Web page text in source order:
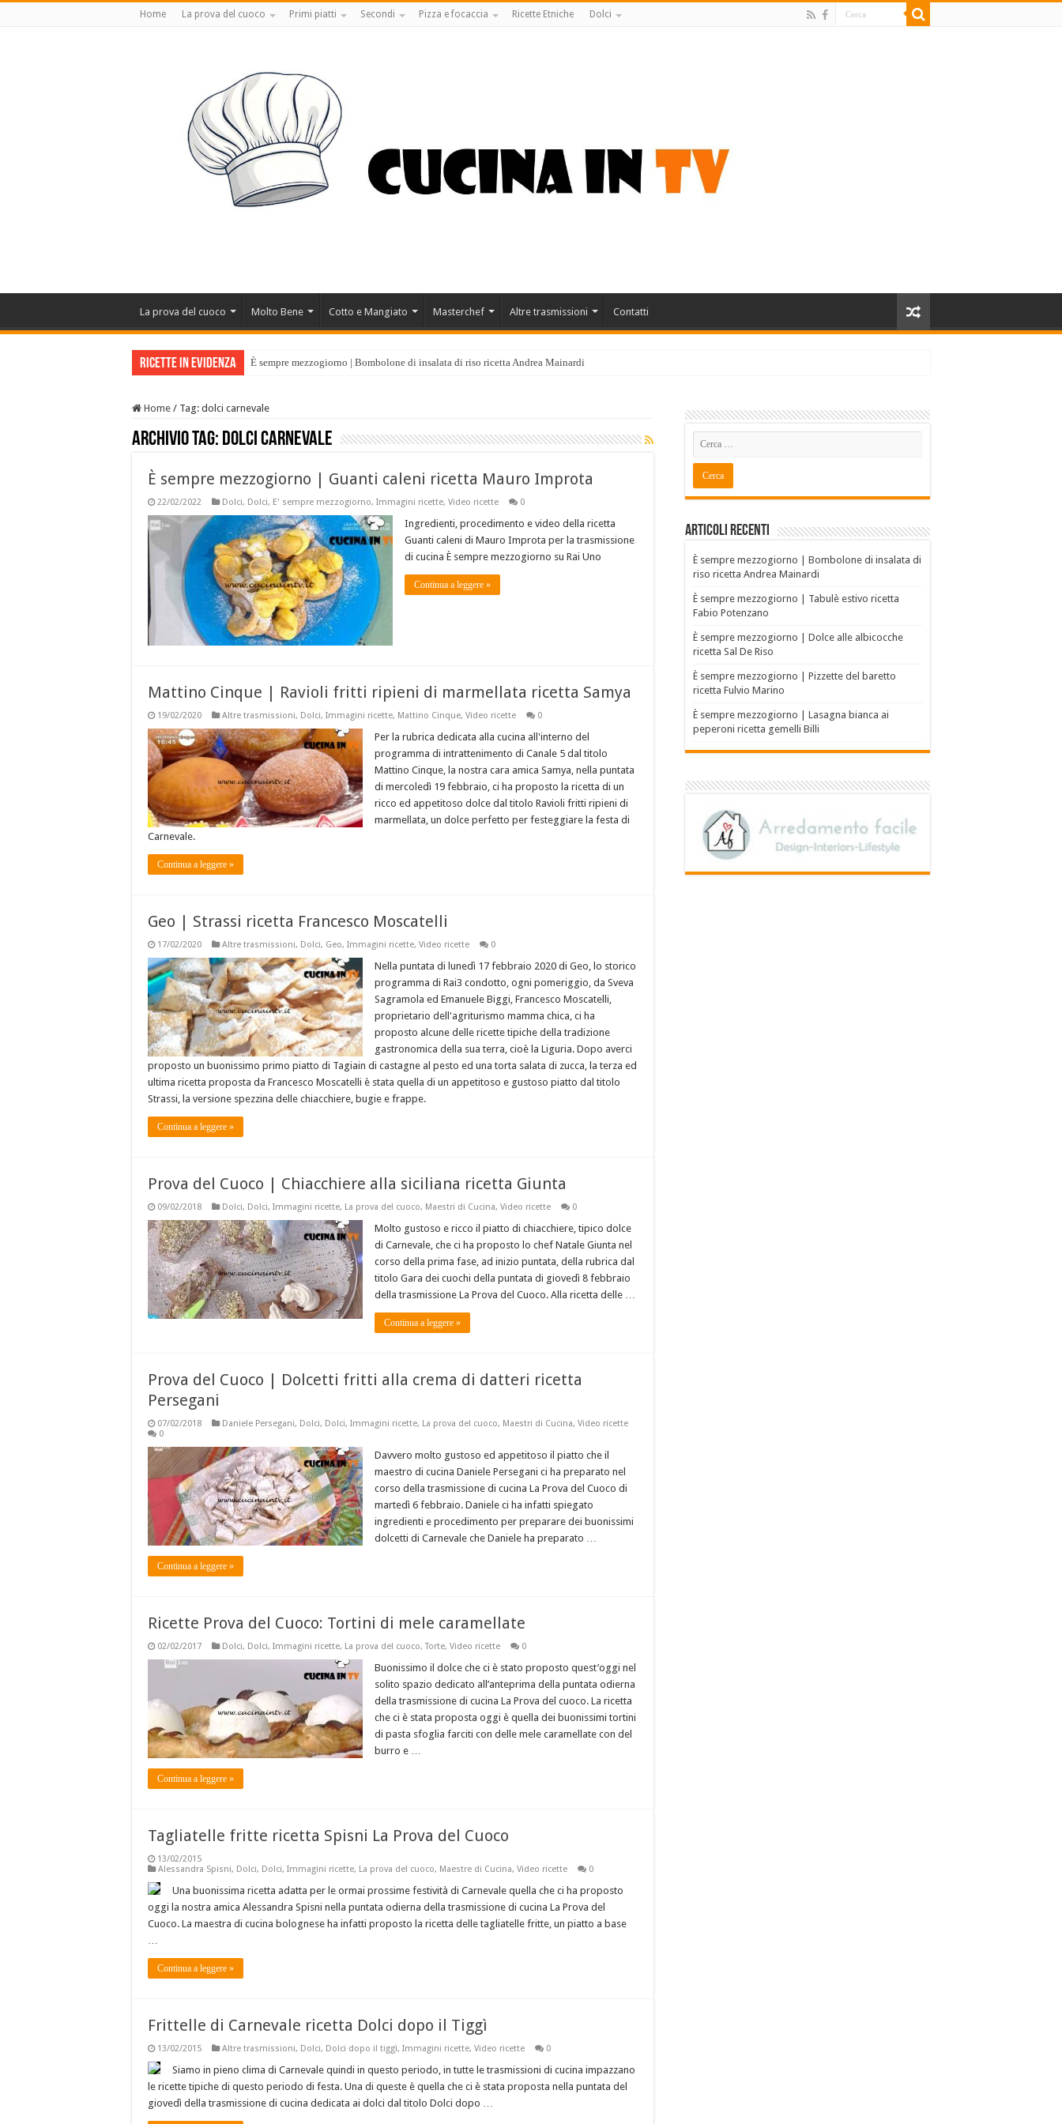
Home La prova del cuoco Primi piatti Secondi Pizza e focaccia Ricette Etniche Dolci
La prova del cuoco Molto Bene Cotto e Mangiato Masterchef Altre trasmissioni Contatti
Ricette in evidenza È sempre mezzogiorno | Bombolone di insalata di riso ricetta Andrea Mainardi
È sempre mezzogiorno | Tabulè estivo ricetta Fabio Potenzano
Home / Tag: dolci carnevale
Archivio tag: dolci carnevale
È sempre mezzogiorno | Guanti caleni ricetta Mauro Improta
22/02/2022 Dolci, Dolci, E' sempre mezzogiorno, Immagini ricette, Video ricette 0
Ingredienti, procedimento e video della ricetta
Guanti caleni di Mauro Improta per la trasmissione
di cucina È sempre mezzogiorno su Rai Uno
Continua a leggere »
Mattino Cinque | Ravioli fritti ripieni di marmellata ricetta Samya
19/02/2020 Altre trasmissioni, Dolci, Immagini ricette, Mattino Cinque, Video ricette 0
Per la rubrica dedicata alla cucina all'interno del
programma di intrattenimento di Canale 5 dal titolo
Mattino Cinque, la nostra cara amica Samya, nella puntata
di mercoledì 19 febbraio, ci ha proposto la ricetta di un
ricco ed appetitoso dolce dal titolo Ravioli fritti ripieni di
marmellata, un dolce perfetto per festeggiare la festa di
Carnevale.
Continua a leggere »
Geo | Strassi ricetta Francesco Moscatelli
17/02/2020 Altre trasmissioni, Dolci, Geo, Immagini ricette, Video ricette 0
Nella puntata di lunedì 17 febbraio 2020 di Geo, lo storico
programma di Rai3 condotto, ogni pomeriggio, da Sveva
Sagramola ed Emanuele Biggi, Francesco Moscatelli,
proprietario dell'agriturismo mamma chica, ci ha
proposto alcune delle ricette tipiche della tradizione
gastronomica della sua terra, cioè la Liguria. Dopo averci
proposto un buonissimo primo piatto di Tagiain di castagne al pesto ed una torta salata di zucca, la terza ed
ultima ricetta proposta da Francesco Moscatelli è stata quella di un appetitoso e gustoso piatto dal titolo
Strassi, la versione spezzina delle chiacchiere, bugie e frappe.
Continua a leggere »
Prova del Cuoco | Chiacchiere alla siciliana ricetta Giunta
09/02/2018 Dolci, Dolci, Immagini ricette, La prova del cuoco, Maestri di Cucina, Video ricette 0
Molto gustoso e ricco il piatto di chiacchiere, tipico dolce
di Carnevale, che ci ha proposto lo chef Natale Giunta nel
corso della prima fase, ad inizio puntata, della rubrica dal
titolo Gara dei cuochi della puntata di giovedì 8 febbraio
della trasmissione La Prova del Cuoco. Alla ricetta delle …
Continua a leggere »
Prova del Cuoco | Dolcetti fritti alla crema di datteri ricetta
Persegani
07/02/2018 Daniele Persegani, Dolci, Dolci, Immagini ricette, La prova del cuoco, Maestri di Cucina, Video ricette
0
Davvero molto gustoso ed appetitoso il piatto che il
maestro di cucina Daniele Persegani ci ha preparato nel
corso della trasmissione di cucina La Prova del Cuoco di
martedì 6 febbraio. Daniele ci ha infatti spiegato
ingredienti e procedimento per preparare dei buonissimi
dolcetti di Carnevale che Daniele ha preparato …
Continua a leggere »
Ricette Prova del Cuoco: Tortini di mele caramellate
02/02/2017 Dolci, Dolci, Immagini ricette, La prova del cuoco,Torte, Video ricette 0
Buonissimo il dolce che ci è stato proposto quest’oggi nel
solito spazio dedicato all’anteprima della puntata odierna
della trasmissione di cucina La Prova del cuoco. La ricetta
che ci è stata proposta oggi è quella dei buonissimi tortini
di pasta sfoglia farciti con delle mele caramellate con del
burro e …
Continua a leggere »
Tagliatelle fritte ricetta Spisni La Prova del Cuoco
13/02/2015
Alessandra Spisni, Dolci, Dolci, Immagini ricette, La prova del cuoco, Maestre di Cucina, Video ricette 0
Una buonissima ricetta adatta per le ormai prossime festività di Carnevale quella che ci ha proposto
oggi la nostra amica Alessandra Spisni nella puntata odierna della trasmissione di cucina La Prova del
Cuoco. La maestra di cucina bolognese ha infatti proposto la ricetta delle tagliatelle fritte, un piatto a base
…
Continua a leggere »
Frittelle di Carnevale ricetta Dolci dopo il Tiggì
13/02/2015 Altre trasmissioni, Dolci, Dolci dopo il tiggì, Immagini ricette, Video ricette 0
Siamo in pieno clima di Carnevale quindi in questo periodo, in tutte le trasmissioni di cucina impazzano
le ricette tipiche di questo periodo di festa. Una di queste è quella che ci è stata proposta nella puntata del
giovedì della trasmissione di cucina dedicata ai dolci dal titolo Dolci dopo …
Articoli recenti
È sempre mezzogiorno | Bombolone di insalata di
riso ricetta Andrea Mainardi
È sempre mezzogiorno | Tabulè estivo ricetta
Fabio Potenzano
È sempre mezzogiorno | Dolce alle albicocche
ricetta Sal De Riso
È sempre mezzogiorno | Pizzette del baretto
ricetta Fulvio Marino
È sempre mezzogiorno | Lasagna bianca ai
peperoni ricetta gemelli Billi